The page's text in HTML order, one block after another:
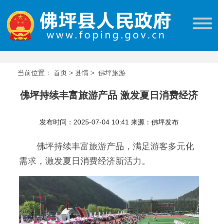
当前位置： 首页 > 县情 > 佛坪旅游
佛坪持续丰富旅游产品 激发夏日消费经济
发布时间：2025-07-04 10:41 来源：佛坪发布
佛坪持续丰富旅游产品，满足游客多元化
需求，激发夏日消费经济新活力。